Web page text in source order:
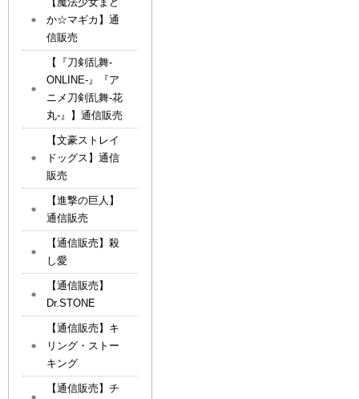
か☆マギカ】通
信販売
【『刀剣乱舞-
ONLINE-』『ア
ニメ刀剣乱舞-花
丸-』】通信販売
【文豪ストレイ
ドッグス】通信
販売
【進撃の巨人】
通信販売
【通信販売】殺
し愛
【通信販売】
Dr.STONE
【通信販売】キ
リング・ストー
キング
【通信販売】チ